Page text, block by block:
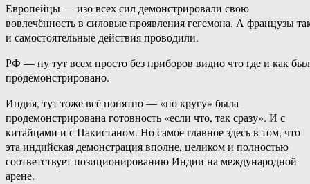
Европейцы — изо всех сил демонстрировали свою
вовлечённость в силовые проявления гегемона. А французы
и самостоятельные действия проводили.
РФ — ну тут всем просто без приборов видно что где и как
продемонстрировано.
Индия, тут тоже всё понятно — «по кругу» была
продемонстрирована готовность «если что, так сразу». И с
китайцами и с Пакистаном. Но самое главное здесь в том, что
эта индийская демонстрация вполне, целиком и полностью
соответствует позиционированию Индии на международной
арене.